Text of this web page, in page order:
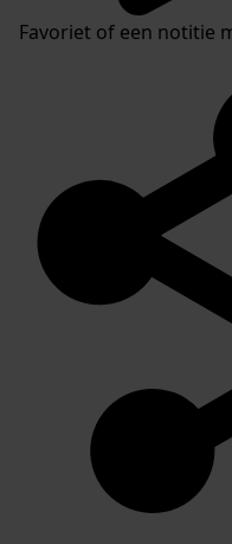
Favoriet of een notitie